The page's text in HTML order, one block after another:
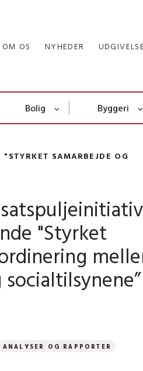
OM OS NYHEDER
Bolig Byggeri
SAMARBEJDE OG
"Styrket
ANALYSER OG RAPPORTER